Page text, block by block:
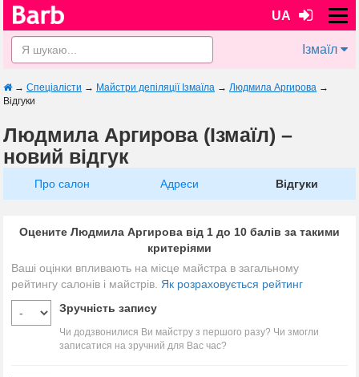
UA
Ізмаїл
→ Спеціалісти → Майстри депіляції Ізмаїла → Людмила Аргирова →
Відгуки
Людмила Аргирова (Ізмаїл) –
новий відгук
Про салон Адреси Відгуки
Оцените Людмила Аргирова від 1 до 10 балів за такими
критеріями
Ваші оцінки впливають на місце майстра в загальному
рейтингу салонів і майстрів. Як розраховується рейтинг
Зручність запису
Чи додзвонилися Ви майстру з першого разу? Чи змогли
записатися на зручний для Вас час?